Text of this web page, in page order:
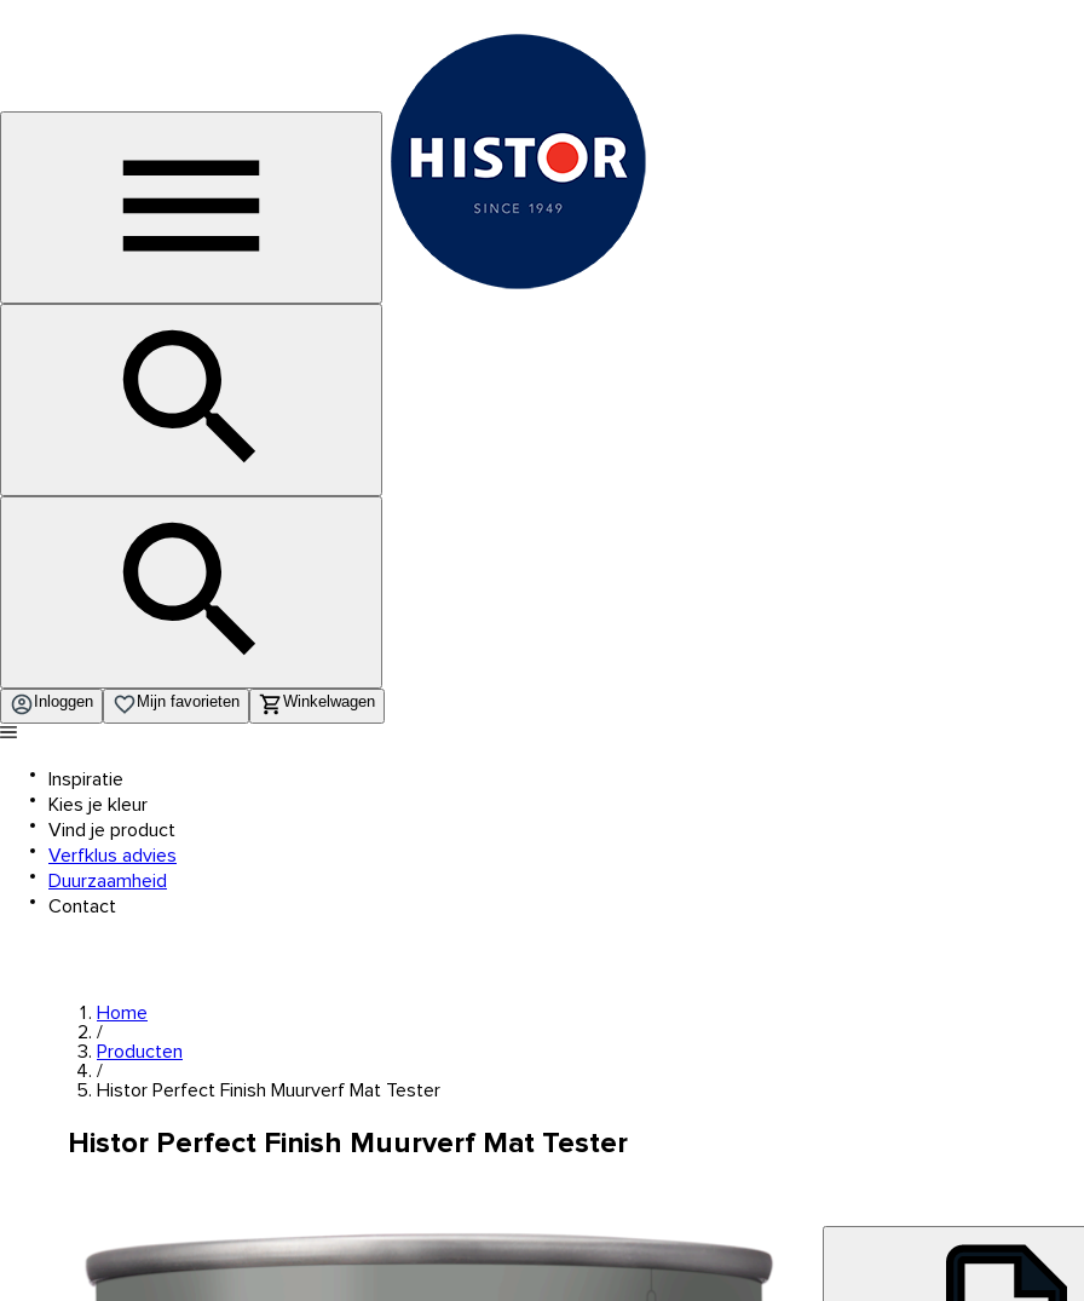
Inloggen Mijn favorieten Winkelwagen
Inspiratie
Kies je kleur
Vind je product
Verfklus advies
Duurzaamheid
Contact
Home
/
Producten
/
Histor Perfect Finish Muurverf Mat Tester
Histor Perfect Finish Muurverf Mat Tester